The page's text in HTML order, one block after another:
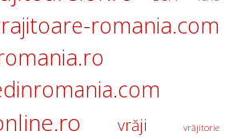
romania.com
vrăji vrăjitorie